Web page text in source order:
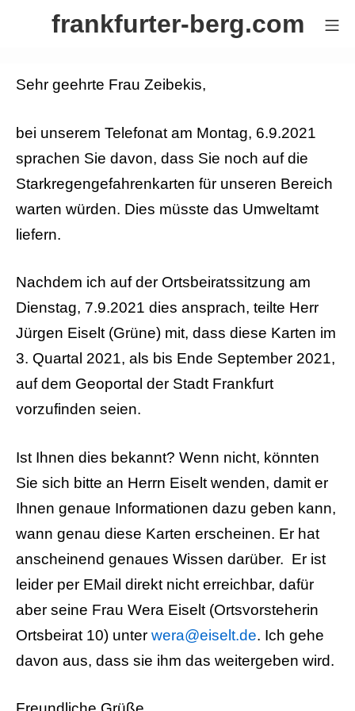
frankfurter-berg.com
Sehr geehrte Frau Zeibekis,
bei unserem Telefonat am Montag, 6.9.2021
sprachen Sie davon, dass Sie noch auf die
Starkregengefahrenkarten für unseren Bereich
warten würden. Dies müsste das Umweltamt
liefern.
Nachdem ich auf der Ortsbeiratssitzung am
Dienstag, 7.9.2021 dies ansprach, teilte Herr
Jürgen Eiselt (Grüne) mit, dass diese Karten im
3. Quartal 2021, als bis Ende September 2021,
auf dem Geoportal der Stadt Frankfurt
vorzufinden seien.
Ist Ihnen dies bekannt? Wenn nicht, könnten
Sie sich bitte an Herrn Eiselt wenden, damit er
Ihnen genaue Informationen dazu geben kann,
wann genau diese Karten erscheinen. Er hat
anscheinend genaues Wissen darüber. Er ist
leider per EMail direkt nicht erreichbar, dafür
aber seine Frau Wera Eiselt (Ortsvorsteherin
Ortsbeirat 10) unter wera@eiselt.de. Ich gehe
davon aus, dass sie ihm das weitergeben wird.